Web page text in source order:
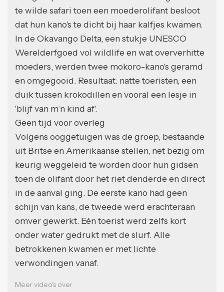
te wilde safari toen een moederolifant besloot
dat hun kano's te dicht bij haar kalfjes kwamen.
In de Okavango Delta, een stukje UNESCO
Werelderfgoed vol wildlife en wat oververhitte
moeders, werden twee mokoro-kano's geramd
en omgegooid. Resultaat: natte toeristen, een
duik tussen krokodillen en vooral een lesje in
'blijf van m’n kind af'.
Geen tijd voor overleg
Volgens ooggetuigen was de groep, bestaande
uit Britse en Amerikaanse stellen, net bezig om
keurig weggeleid te worden door hun gidsen
toen de olifant door het riet denderde en direct
in de aanval ging. De eerste kano had geen
schijn van kans, de tweede werd erachteraan
omver gewerkt. Eén toerist werd zelfs kort
onder water gedrukt met de slurf. Alle
betrokkenen kwamen er met lichte
verwondingen vanaf.
Meer video's over